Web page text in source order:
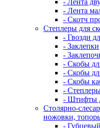
- Лента
- Лента
- Скотч
Степлеры для
- Гвозди
- Заклепки
-
- Скобы
- Скобы
- Скобы
-
- Штифты
Столярно-
ножовки,
-